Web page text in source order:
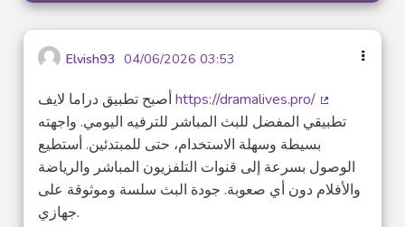
Elvish93 04/06/2026 03:53
https://dramalives.pro/
(Lienتطبيقي المفضل للبث المباشر للترفيه اليومي. واجهته
بسيطة وسهلة الاستخدام، حتى للمبتدئين. أستطيع
الوصول بسرعة إلى قنوات التلفزيون المباشر والرياضة
والأفلام دون أي صعوبة. جودة البث سلسة وموثوقة على
جهازي.